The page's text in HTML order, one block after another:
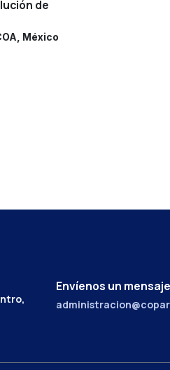
de
México
Envíenos un mensaje